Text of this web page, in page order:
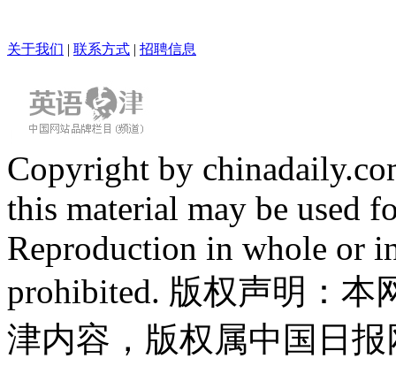
关于我们 | 联系方式 | 招聘信息
Copyright by
this material may be used
Reproduction in whole or
prohibited. 版权声明：
津内容，版权属中国日